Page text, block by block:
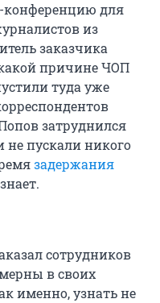
для
из
заказчика
причине ЧОП
туда уже
затруднился
не пускали никого
задержания
сотрудников
в своих
именно, узнать не